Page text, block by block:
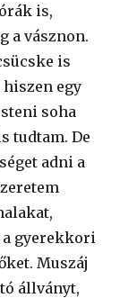
is,
a vásznon.
is
egy
soha
tudtam. De
adni a
gyerekkori
Muszáj
állványt,